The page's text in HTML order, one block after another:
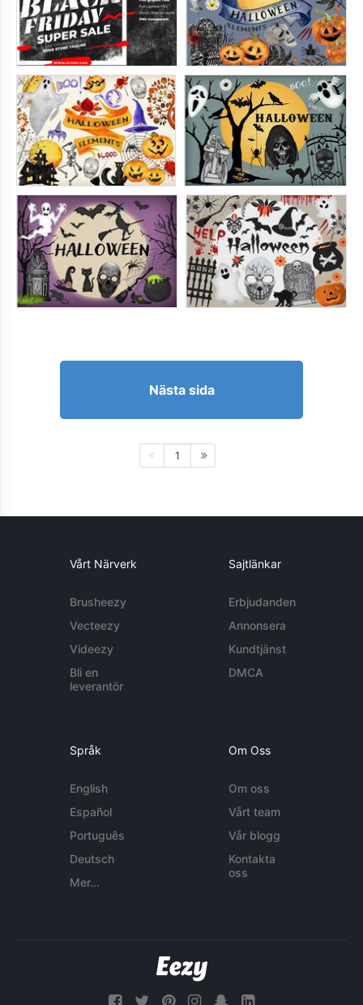
Nästa sida
1
Vårt Närverk
Brusheezy
Vecteezy
Videezy
Bli en
leverantör
Sajtlänkar
Erbjudanden
Annonsera
Kundtjänst
DMCA
Språk
English
Español
Português
Deutsch
Mer...
Om Oss
Om oss
Vårt team
Vår blogg
Kontakta
oss